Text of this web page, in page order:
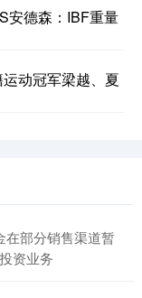
-0.66%
安德森：IBF重量
动冠军梁越、夏
在部分销售渠道暂
资业务